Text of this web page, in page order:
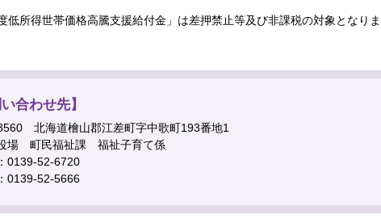
低所得世帯価格高騰支援給付金」は差押禁止等及び非課税の対象となりま
い合わせ先】
北海道檜山郡江差町字中歌町193番地1
場 町民福祉課 福祉子育て係
0139-52-6720
0139-52-5666